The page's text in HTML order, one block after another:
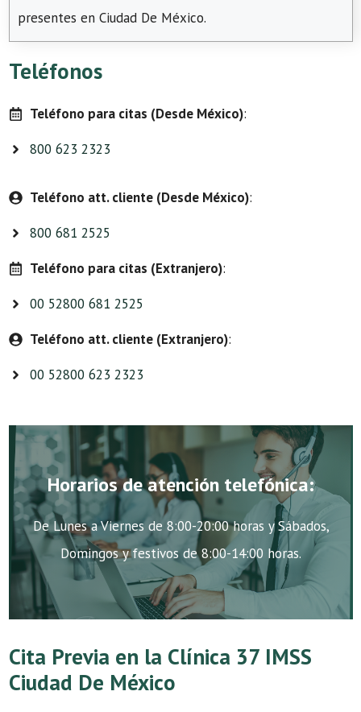
presentes en Ciudad De México.
Teléfonos
Teléfono para citas (Desde México):
800 623 2323
Teléfono att. cliente (Desde México):
800 681 2525
Teléfono para citas (Extranjero):
00 52800 681 2525
Teléfono att. cliente (Extranjero):
00 52800 623 2323
Horarios de atención telefónica:
De Lunes a Viernes de 8:00-20:00 horas y Sábados,
Domingos y festivos de 8:00-14:00 horas.
Cita Previa en la Clínica 37 IMSS
Ciudad De México